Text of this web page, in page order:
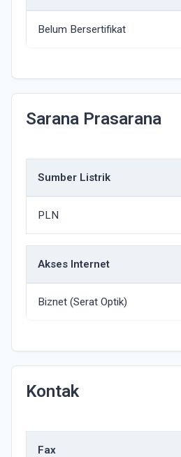
Belum Bersertifikat
Sarana Prasarana
Sumber Listrik
PLN
Akses Internet
Biznet (Serat Optik)
Kontak
Fax